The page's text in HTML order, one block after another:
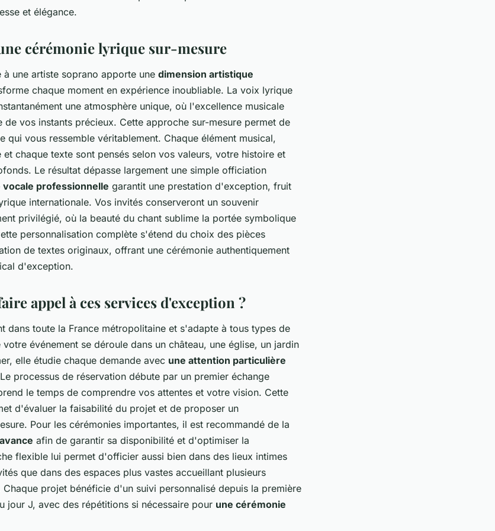
et élégance.
cérémonie lyrique sur-mesure
une artiste soprano apporte une dimension artistique
chaque moment en expérience inoubliable. La voix lyrique
une atmosphère unique, où l'excellence musicale
vos instants précieux. Cette approche sur-mesure permet de
qui vous ressemble véritablement. Chaque élément musical,
chaque texte sont pensés selon vos valeurs, votre histoire et
Le résultat dépasse largement une simple officiation
vocale professionnelle garantit une prestation d'exception, fruit
internationale. Vos invités conserveront un souvenir
privilégié, où la beauté du chant sublime la portée symbolique
personnalisation complète s'étend du choix des pièces
de textes originaux, offrant une cérémonie authentiquement
d'exception.
appel à ces services d'exception ?
dans toute la France métropolitaine et s'adapte à tous types de
événement se déroule dans un château, une église, un jardin
elle étudie chaque demande avec une attention particulière
processus de réservation débute par un premier échange
le temps de comprendre vos attentes et votre vision. Cette
d'évaluer la faisabilité du projet et de proposer un
Pour les cérémonies importantes, il est recommandé de la
afin de garantir sa disponibilité et d'optimiser la
flexible lui permet d'officier aussi bien dans des lieux intimes
que dans des espaces plus vastes accueillant plusieurs
Chaque projet bénéficie d'un suivi personnalisé depuis la première
jour J, avec des répétitions si nécessaire pour une cérémonie